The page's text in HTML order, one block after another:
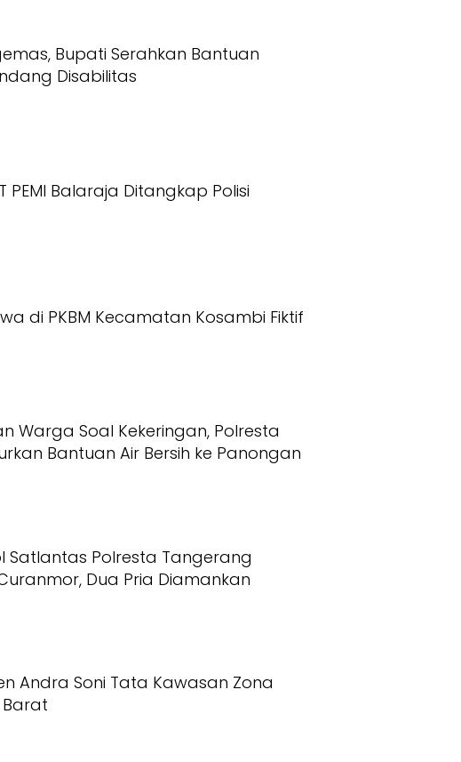
Bupati Serahkan Bantuan
Disabilitas
PEMI Balaraja Ditangkap Polisi
di PKBM Kecamatan Kosambi Fiktif
Warga Soal Kekeringan, Polresta
Bantuan Air Bersih ke Panongan
Satlantas Polresta Tangerang
Dua Pria Diamankan
Andra Soni Tata Kawasan Zona